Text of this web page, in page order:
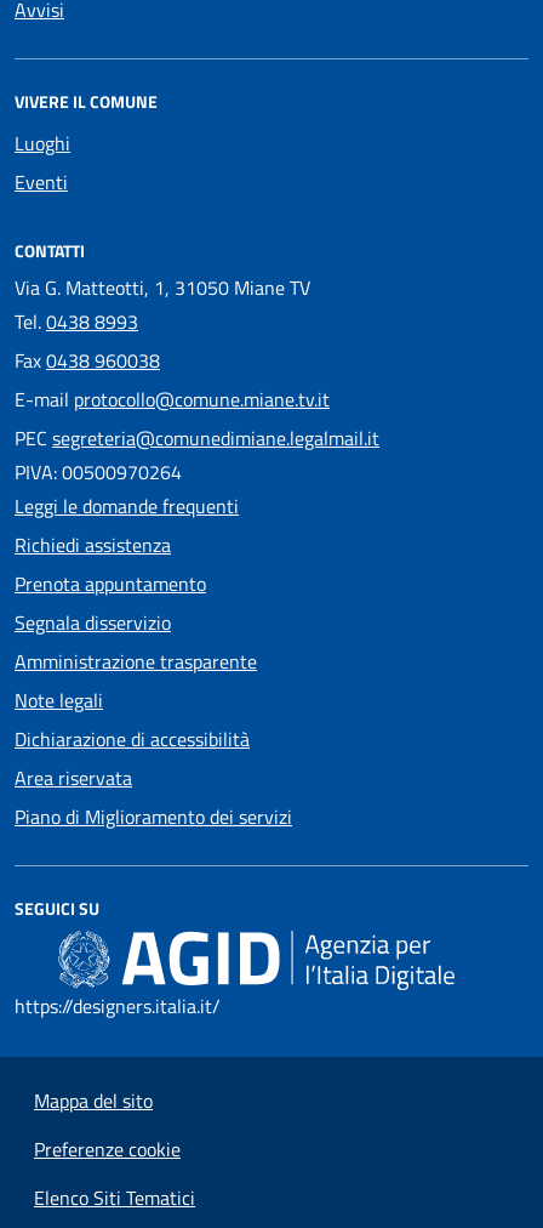
Avvisi
VIVERE IL COMUNE
Luoghi
Eventi
CONTATTI
Via G. Matteotti, 1, 31050 Miane TV
Tel.0438 8993
Fax0438 960038
E-mail protocollo@comune.miane.tv.it
PEC segreteria@comunedimiane.legalmail.it
PIVA: 00500970264
Leggi le domande frequenti
Richiedi assistenza
Prenota appuntamento
Segnala disservizio
Amministrazione trasparente
Note legali
Dichiarazione di accessibilità
Area riservata
Piano di Miglioramento dei servizi
SEGUICI SU
https://designers.italia.it/
Mappa del sito
Preferenze cookie
Elenco Siti Tematici